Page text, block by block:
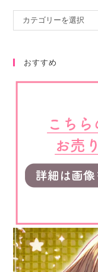
カテゴリーを選択
おすすめ